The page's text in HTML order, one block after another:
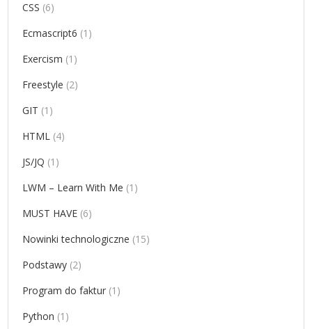
CSS (6)
Ecmascript6 (1)
Exercism (1)
Freestyle (2)
GIT (1)
HTML (4)
JS/JQ (1)
LWM – Learn With Me (1)
MUST HAVE (6)
Nowinki technologiczne (15)
Podstawy (2)
Program do faktur (1)
Python (1)